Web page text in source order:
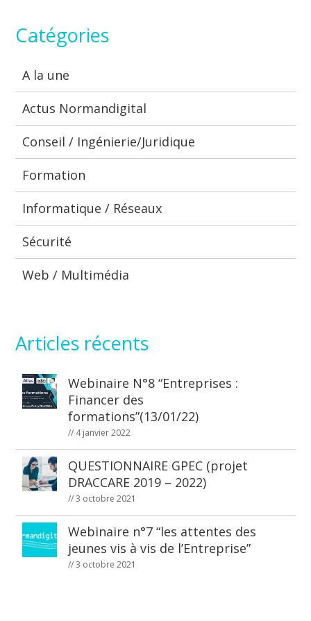
Catégories
A la une
Actus Normandigital
Conseil / Ingénierie/Juridique
Formation
Informatique / Réseaux
Sécurité
Web / Multimédia
Articles récents
Webinaire N°8 “Entreprises :
Financer des
formations”(13/01/22)
// 4 janvier 2022
QUESTIONNAIRE GPEC (projet
DRACCARE 2019 – 2022)
// 3 octobre 2021
Webinaire n°7 “les attentes des
jeunes vis à vis de l’Entreprise”
// 3 octobre 2021